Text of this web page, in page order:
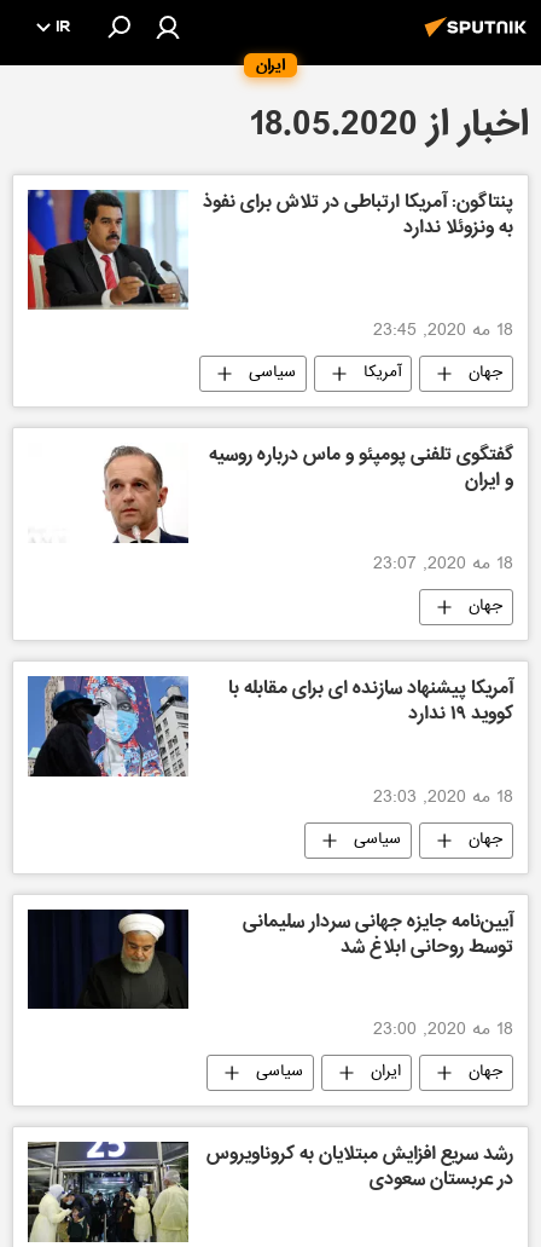
ایران
IR
اخبار از 18.05.2020
پنتاگون: آمریكا ارتباطی در تلاش برای نفوذ
به ونزوئلا ندارد
18 مه 2020, 23:45
جهان آمریکا سیاسی
گفتگوی تلفنی پومپئو و ماس درباره روسیه
و ایران
18 مه 2020, 23:07
جهان
آمریکا پیشنهاد سازنده ای برای مقابله با
کووید ۱۹ ندارد
18 مه 2020, 23:03
جهان سیاسی
آیین‌نامه جایزه جهانی سردار سلیمانی
توسط روحانی ابلاغ شد
18 مه 2020, 23:00
جهان ایران سیاسی
رشد سریع افزایش مبتلایان به کروناویروس
در عربستان سعودی